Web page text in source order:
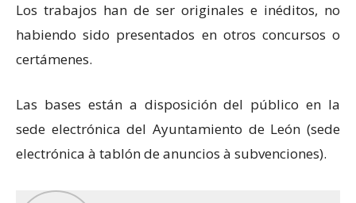
Los trabajos han de ser originales e inéditos, no
habiendo sido presentados en otros concursos o
certámenes.
Las bases están a disposición del público en la
sede electrónica del Ayuntamiento de León (sede
electrónica à tablón de anuncios à subvenciones).